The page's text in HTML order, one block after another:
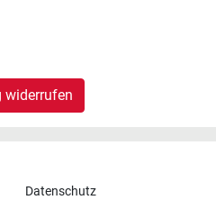
widerrufen
Datenschutz